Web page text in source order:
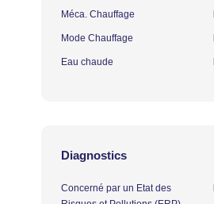
Méca. Chauffage
Mode Chauffage
Eau chaude
Diagnostics
Concerné par un Etat des